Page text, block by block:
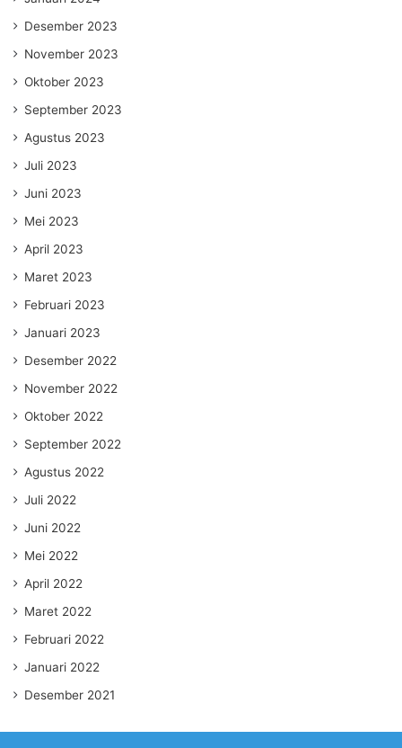
Desember 2023
November 2023
Oktober 2023
September 2023
Agustus 2023
Juli 2023
Juni 2023
Mei 2023
April 2023
Maret 2023
Februari 2023
Januari 2023
Desember 2022
November 2022
Oktober 2022
September 2022
Agustus 2022
Juli 2022
Juni 2022
Mei 2022
April 2022
Maret 2022
Februari 2022
Januari 2022
Desember 2021